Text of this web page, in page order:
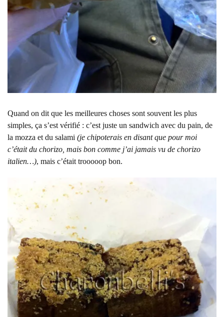
Quand on dit que les meilleures choses sont souvent les plus
simples, ça s’est vérifié : c’est juste un sandwich avec du pain, de
la mozza et du salami (je chipoterais en disant que pour moi
c’était du chorizo, mais bon comme j’ai jamais vu de chorizo
italien…), mais c’était trooooop bon.